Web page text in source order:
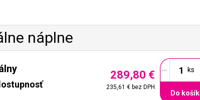
náplne
289,80 €
235,61 €bez DPH
-
Do